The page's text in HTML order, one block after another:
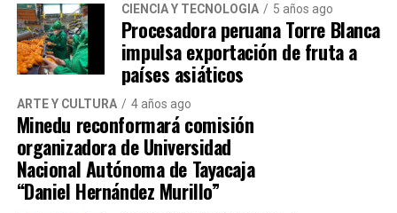
Otro vecino señaló que están en riesgo de
sufrir accidentes por la falta de señalización
y también temen sufrir asaltos.
“En cualquier momento atropellan a un
vecino. Encima, no hay iluminación ni
vigilancia. Estamos expuestos a que nos
asalten”, agregó
CIENCIA Y TECNOLOGÍA 5 años ago
Procesadora peruana Torre Blanca
impulsa exportación de fruta a
países asiáticos
ARTE Y CULTURA 4 años ago
Minedu reconformará comisión
organizadora de Universidad
Nacional Autónoma de Tayacaja
“Daniel Hernández Murillo”